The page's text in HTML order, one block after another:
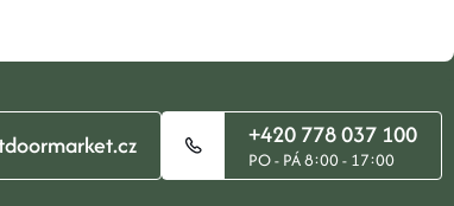
+420 778 037 100
PO - PÁ 8:00 - 17:00